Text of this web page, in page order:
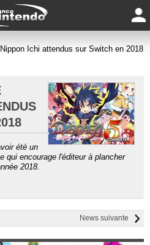
Ichi attendus sur Switch en 2018
été un
qui encourage l'éditeur à plancher
2018.
News suivante